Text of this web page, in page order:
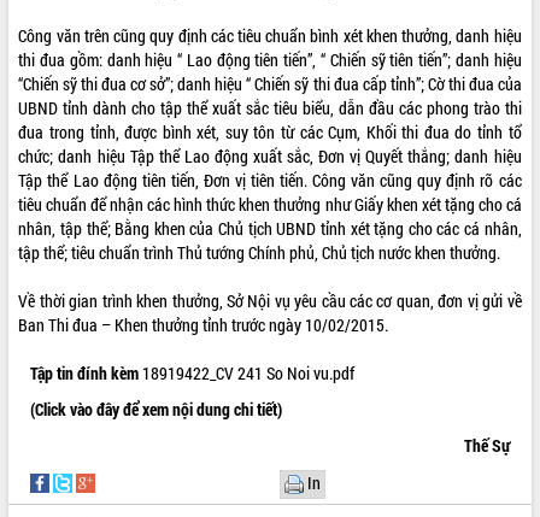
VIDEO
Khám bệnh, cấp phát thuốc miễn phí
và tặng quà người dân xã Cư Pui
Công văn trên cũng quy định các tiêu chuẩn bình xét khen thưởng, danh hiệu
thi đua gồm: danh hiệu “ Lao động tiên tiến”, “ Chiến sỹ tiên tiến”; danh hiệu
“Chiến sỹ thi đua cơ sở”; danh hiệu “ Chiến sỹ thi đua cấp tỉnh”; Cờ thi đua của
UBND tỉnh dành cho tập thể xuất sắc tiêu biểu, dẫn đầu các phong trào thi
đua trong tỉnh, được bình xét, suy tôn từ các Cụm, Khối thi đua do tỉnh tổ
chức; danh hiệu Tập thể Lao động xuất sắc, Đơn vị Quyết thắng; danh hiệu
Tập thể Lao động tiên tiến, Đơn vị tiên tiến. Công văn cũng quy định rõ các
tiêu chuẩn để nhận các hình thức khen thưởng như Giấy khen xét tặng cho cá
nhân, tập thể; Bằng khen của Chủ tịch UBND tỉnh xét tặng cho các cá nhân,
tập thể; tiêu chuẩn trình Thủ tướng Chính phủ, Chủ tịch nước khen thưởng.
Về thời gian trình khen thưởng, Sở Nội vụ yêu cầu các cơ quan, đơn vị gửi về
Ban Thi đua – Khen thưởng tỉnh trước ngày 10/02/2015.
Tập tin đính kèm 18919422_CV 241 So Noi vu.pdf
(Click vào đây để xem nội dung chi tiết)
Thế Sự
In